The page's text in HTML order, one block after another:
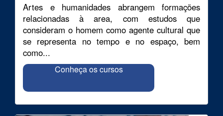
Artes e humanidades abrangem formações
relacionadas à area, com estudos que
consideram o homem como agente cultural que
se representa no tempo e no espaço, bem
como...
Conheça os cursos